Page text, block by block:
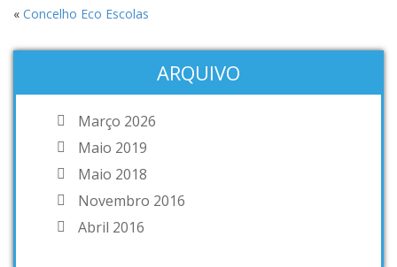
« Concelho Eco Escolas
ARQUIVO
Março 2026
Maio 2019
Maio 2018
Novembro 2016
Abril 2016